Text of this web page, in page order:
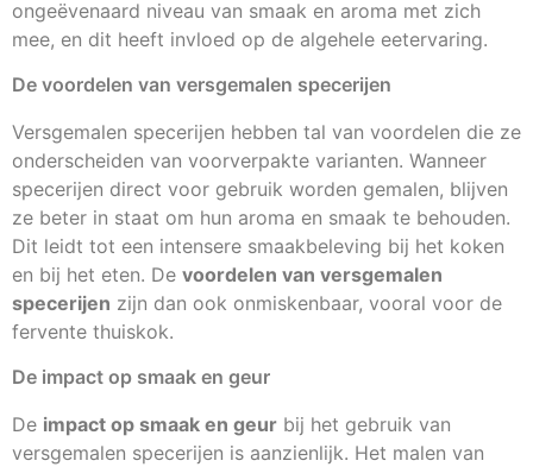
ongeëvenaard niveau van smaak en aroma met zich
mee, en dit heeft invloed op de algehele eetervaring.
De voordelen van versgemalen specerijen
Versgemalen specerijen hebben tal van voordelen die ze
onderscheiden van voorverpakte varianten. Wanneer
specerijen direct voor gebruik worden gemalen, blijven
ze beter in staat om hun aroma en smaak te behouden.
Dit leidt tot een intensere smaakbeleving bij het koken
en bij het eten. De voordelen van versgemalen
specerijen zijn dan ook onmiskenbaar, vooral voor de
fervente thuiskok.
De impact op smaak en geur
De impact op smaak en geur bij het gebruik van
versgemalen specerijen is aanzienlijk. Het malen van